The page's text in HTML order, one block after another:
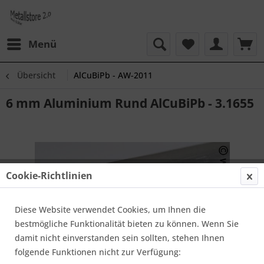
Menü
Übersicht AlCuBiPb - AW-2011
6 mm Aluminium Rund AlCuBiPb - 3.1655
Cookie-Richtlinien
Diese Website verwendet Cookies, um Ihnen die
bestmögliche Funktionalität bieten zu können. Wenn Sie
damit nicht einverstanden sein sollten, stehen Ihnen
folgende Funktionen nicht zur Verfügung: